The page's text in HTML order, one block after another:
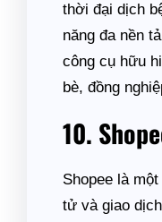
thời đại dịch
năng đa nền
công cụ hữu
bè, đồng
10.
Shopee là
tử và giao